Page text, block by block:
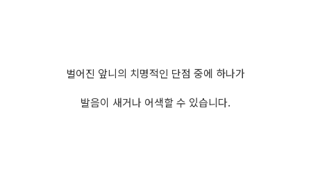
벌어진 앞니의 치명적인 단점 중에 하나가
발음이 새거나 어색할 수 있습니다.